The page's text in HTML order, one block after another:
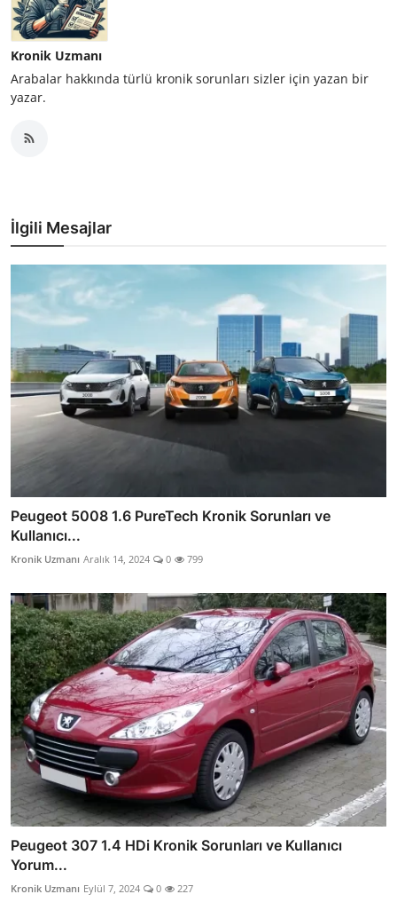
Kronik Uzmanı
Arabalar hakkında türlü kronik sorunları sizler için yazan bir
yazar.
İlgili Mesajlar
Peugeot 5008 1.6 PureTech Kronik Sorunları ve
Kullanıcı...
Kronik Uzmanı Aralık 14, 2024 0 799
Peugeot 307 1.4 HDi Kronik Sorunları ve Kullanıcı
Yorum...
Kronik Uzmanı Eylül 7, 2024 0 227